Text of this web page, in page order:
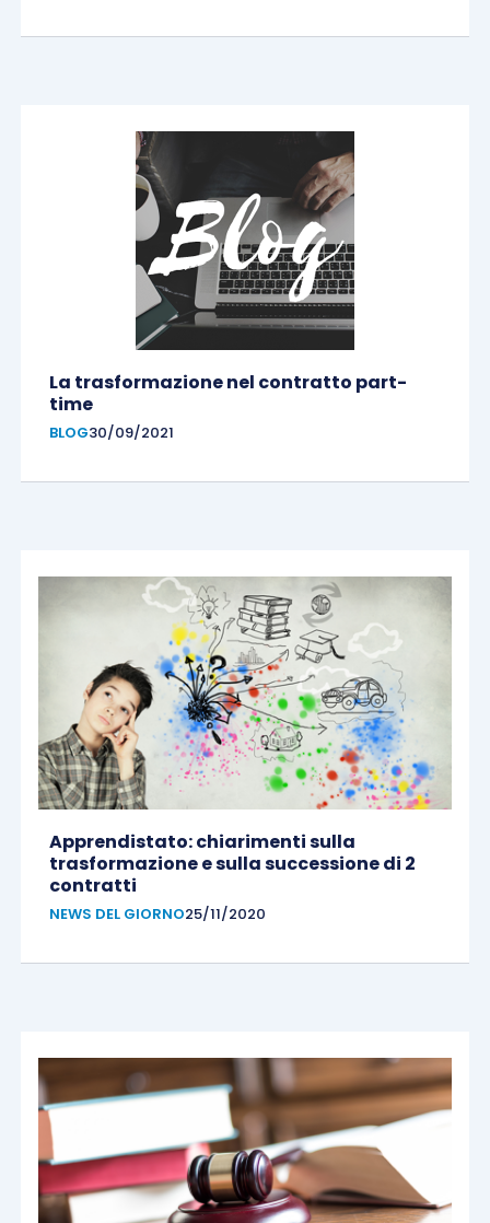
La trasformazione nel contratto part-
time
BLOG30/09/2021
Apprendistato: chiarimenti sulla
trasformazione e sulla successione di 2
contratti
NEWS DEL GIORNO25/11/2020